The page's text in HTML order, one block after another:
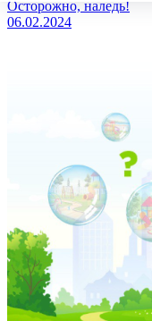
Осторожно, наледь!
06.02.2024